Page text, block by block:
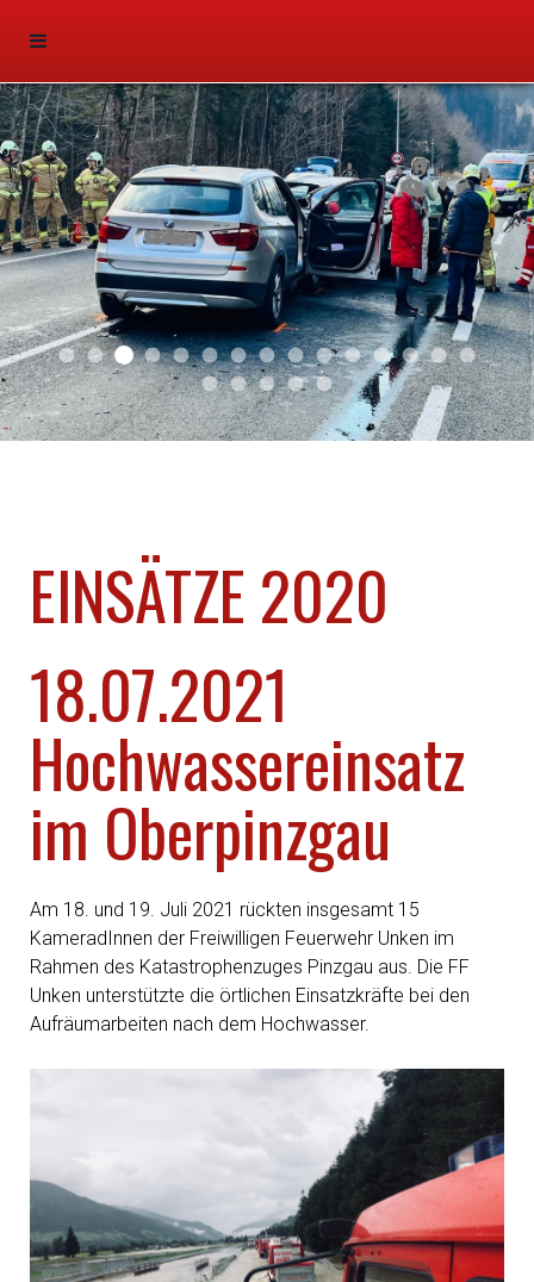
2026 012025 032025 02
2025 012024 042024 032024 022024 012023 032023 022023 012021 032021 012019 022019 01
Sliderfoto
2018 022018 032018 012016 05
EINSÄTZE 2020
18.07.2021
Hochwassereinsatz
im Oberpinzgau
Am 18. und 19. Juli 2021 rückten insgesamt 15
KameradInnen der Freiwilligen Feuerwehr Unken im
Rahmen des Katastrophenzuges Pinzgau aus. Die FF
Unken unterstützte die örtlichen Einsatzkräfte bei den
Aufräumarbeiten nach dem Hochwasser.